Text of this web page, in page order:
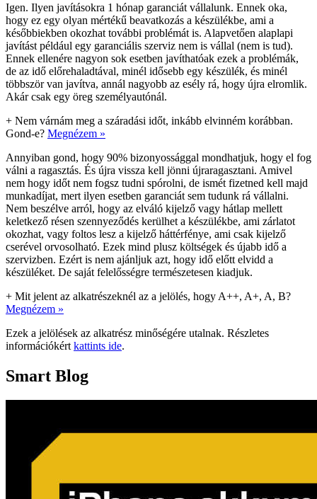
Igen. Ilyen javításokra 1 hónap garanciát vállalunk. Ennek oka,
hogy ez egy olyan mértékű beavatkozás a készülékbe, ami a
későbbiekben okozhat további problémát is. Alapvetően alaplapi
javítást például egy garanciális szerviz nem is vállal (nem is tud).
Ennek ellenére nagyon sok esetben javíthatóak ezek a problémák,
de az idő előrehaladtával, minél idősebb egy készülék, és minél
többször van javítva, annál nagyobb az esély rá, hogy újra elromlik.
Akár csak egy öreg személyautónál.
+ Nem várnám meg a száradási időt, inkább elvinném korábban.
Gond-e? Megnézem »
Annyiban gond, hogy 90% bizonyossággal mondhatjuk, hogy el fog
válni a ragasztás. És újra vissza kell jönni újraragasztani. Amivel
nem hogy időt nem fogsz tudni spórolni, de ismét fizetned kell majd
munkadíjat, mert ilyen esetben garanciát sem tudunk rá vállalni.
Nem beszélve arról, hogy az elváló kijelző vagy hátlap mellett
keletkező résen szennyeződés kerülhet a készülékbe, ami zárlatot
okozhat, vagy foltos lesz a kijelző háttérfénye, ami csak kijelző
cserével orvosolható. Ezek mind plusz költségek és újabb idő a
szervizben. Ezért is nem ajánljuk azt, hogy idő előtt elvidd a
készüléket. De saját felelősségre természetesen kiadjuk.
+ Mit jelent az alkatrészeknél az a jelölés, hogy A++, A+, A, B?
Megnézem »
Ezek a jelölések az alkatrész minőségére utalnak. Részletes
információkért kattints ide.
Smart Blog